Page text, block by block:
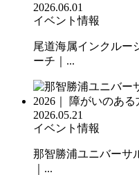
2026.06.01
イベント情報
尾道海属インクルー
ーチ｜...
2026.05.21
イベント情報
那智勝浦ユニバーサ
｜...